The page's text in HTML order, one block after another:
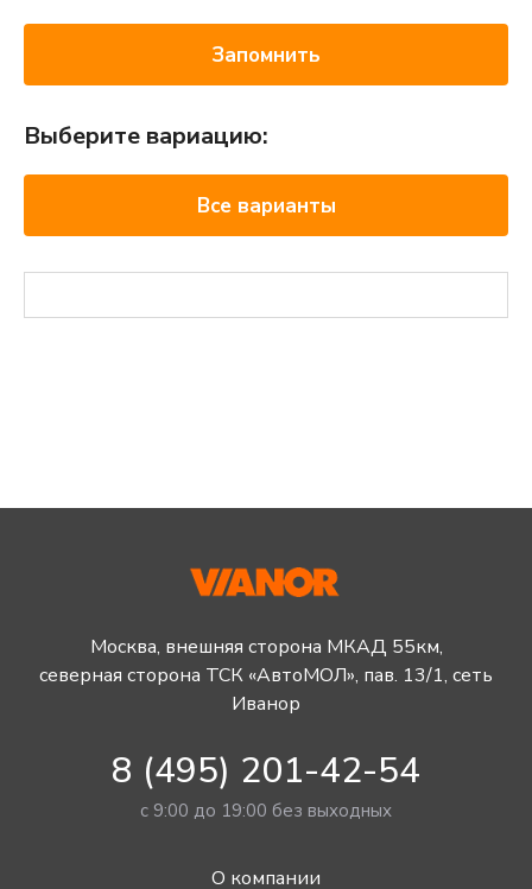
Запомнить
Выберите вариацию:
Все варианты
Москва, внешняя сторона МКАД 55км,
северная сторона ТСК «АвтоМОЛ», пав. 13/1, сеть
Иванор
8 (495) 201-42-54
с 9:00 до 19:00 без выходных
О компании